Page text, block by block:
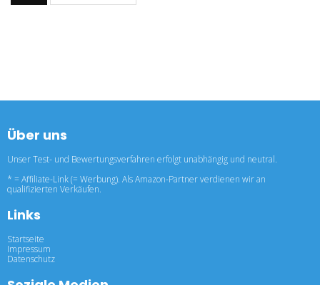
Über uns
Unser Test- und Bewertungsverfahren erfolgt unabhängig und neutral.
* = Affiliate-Link (= Werbung). Als Amazon-Partner verdienen wir an
qualifizierten Verkäufen.
Links
Startseite
Impressum
Datenschutz